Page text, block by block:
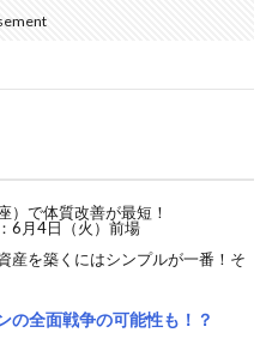
）で体質改善が最短！
6月4日（火）前場
産を築くにはシンプルが一番！そ
の全面戦争の可能性も！？